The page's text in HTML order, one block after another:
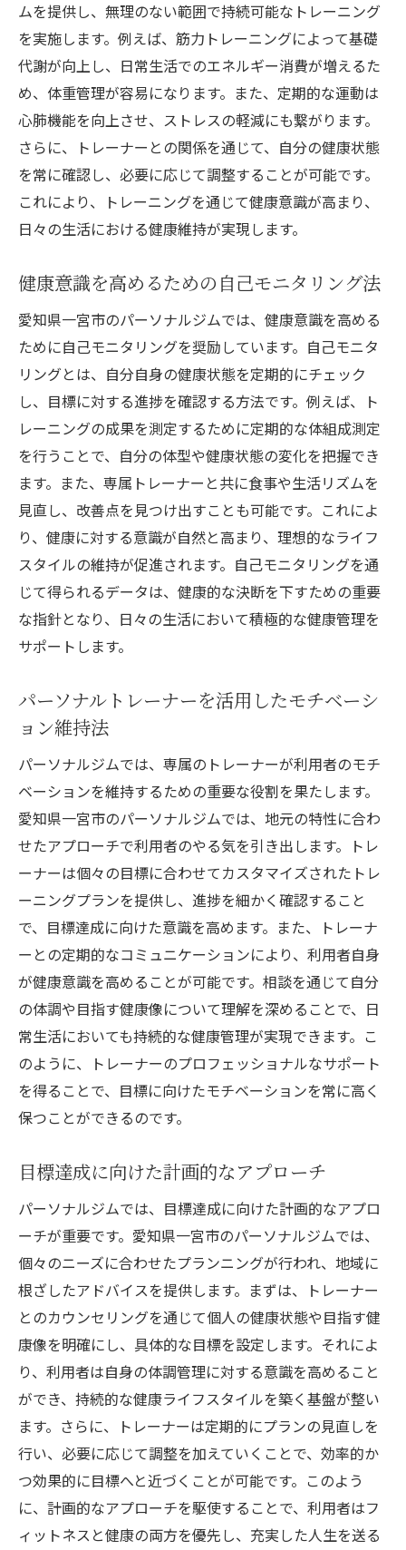
ムを提供し、無理のない範囲で持続可能なトレーニング
を実施します。例えば、筋力トレーニングによって基礎
代謝が向上し、日常生活でのエネルギー消費が増えるた
め、体重管理が容易になります。また、定期的な運動は
心肺機能を向上させ、ストレスの軽減にも繋がります。
さらに、トレーナーとの関係を通じて、自分の健康状態
を常に確認し、必要に応じて調整することが可能です。
これにより、トレーニングを通じて健康意識が高まり、
日々の生活における健康維持が実現します。
健康意識を高めるための自己モニタリング法
愛知県一宮市のパーソナルジムでは、健康意識を高める
ために自己モニタリングを奨励しています。自己モニタ
リングとは、自分自身の健康状態を定期的にチェック
し、目標に対する進捗を確認する方法です。例えば、ト
レーニングの成果を測定するために定期的な体組成測定
を行うことで、自分の体型や健康状態の変化を把握でき
ます。また、専属トレーナーと共に食事や生活リズムを
見直し、改善点を見つけ出すことも可能です。これによ
り、健康に対する意識が自然と高まり、理想的なライフ
スタイルの維持が促進されます。自己モニタリングを通
じて得られるデータは、健康的な決断を下すための重要
な指針となり、日々の生活において積極的な健康管理を
サポートします。
パーソナルトレーナーを活用したモチベーシ
ョン維持法
パーソナルジムでは、専属のトレーナーが利用者のモチ
ベーションを維持するための重要な役割を果たします。
愛知県一宮市のパーソナルジムでは、地元の特性に合わ
せたアプローチで利用者のやる気を引き出します。トレ
ーナーは個々の目標に合わせてカスタマイズされたトレ
ーニングプランを提供し、進捗を細かく確認すること
で、目標達成に向けた意識を高めます。また、トレーナ
ーとの定期的なコミュニケーションにより、利用者自身
が健康意識を高めることが可能です。相談を通じて自分
の体調や目指す健康像について理解を深めることで、日
常生活においても持続的な健康管理が実現できます。こ
のように、トレーナーのプロフェッショナルなサポート
を得ることで、目標に向けたモチベーションを常に高く
保つことができるのです。
目標達成に向けた計画的なアプローチ
パーソナルジムでは、目標達成に向けた計画的なアプロ
ーチが重要です。愛知県一宮市のパーソナルジムでは、
個々のニーズに合わせたプランニングが行われ、地域に
根ざしたアドバイスを提供します。まずは、トレーナー
とのカウンセリングを通じて個人の健康状態や目指す健
康像を明確にし、具体的な目標を設定します。それによ
り、利用者は自身の体調管理に対する意識を高めること
ができ、持続的な健康ライフスタイルを築く基盤が整い
ます。さらに、トレーナーは定期的にプランの見直しを
行い、必要に応じて調整を加えていくことで、効率的か
つ効果的に目標へと近づくことが可能です。このよう
に、計画的なアプローチを駆使することで、利用者はフ
ィットネスと健康の両方を優先し、充実した人生を送る